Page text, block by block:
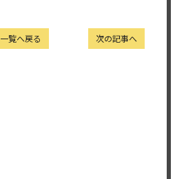
次の記事へ
一覧へ戻る